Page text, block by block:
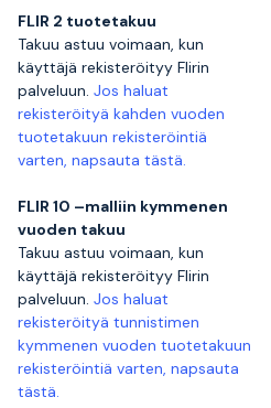
FLIR 2 tuotetakuu
Takuu astuu voimaan, kun
käyttäjä rekisteröityy Flirin
palveluun. Jos haluat
rekisteröityä kahden vuoden
tuotetakuun rekisteröintiä
varten, napsauta tästä.
FLIR 10 –malliin kymmenen
vuoden takuu
Takuu astuu voimaan, kun
käyttäjä rekisteröityy Flirin
palveluun. Jos haluat
rekisteröityä tunnistimen
kymmenen vuoden tuotetakuun
rekisteröintiä varten, napsauta
tästä.